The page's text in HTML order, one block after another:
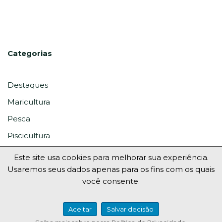
Categorias
Destaques
Maricultura
Pesca
Piscicultura
Este site usa cookies para melhorar sua experiência.
Usaremos seus dados apenas para os fins com os quais
você consente.
Aceitar
Salvar decisão